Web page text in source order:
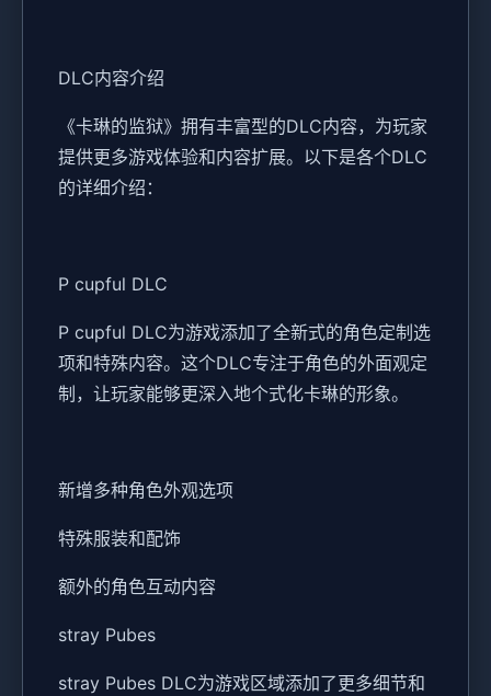
DLC内容介绍
《卡琳的监狱》拥有丰富型的DLC内容，为玩家
提供更多游戏体验和内容扩展。以下是各个DLC
的详细介绍：
P cupful DLC
P cupful DLC为游戏添加了全新式的角色定制选
项和特殊内容。这个DLC专注于角色的外面观定
制，让玩家能够更深入地个式化卡琳的形象。
新增多种角色外观选项
特殊服装和配饰
额外的角色互动内容
stray Pubes
stray Pubes DLC为游戏区域添加了更多细节和